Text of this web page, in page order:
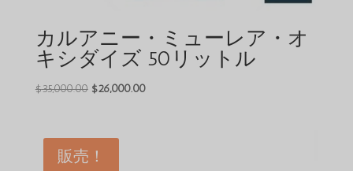
カルアニー・ミューレア・オ
キシダイズ 50リットル
$35,000.00 元
格
は
$26,000.00現
販売！